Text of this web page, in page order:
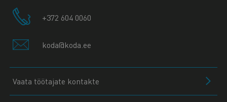
+372 604 0060
koda@koda.ee
Vaata töötajate kontakte